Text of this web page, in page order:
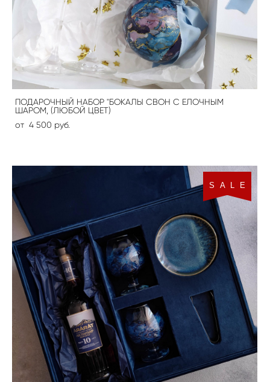
ПОДАРОЧНЫЙ НАБОР "БОКАЛЫ СВОН С ЕЛОЧНЫМ
ШАРОМ, (ЛЮБОЙ ЦВЕТ)
от 4 500 pуб.
S A L E